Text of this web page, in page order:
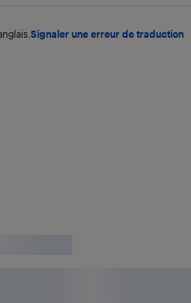
Signaler une erreur de traduction